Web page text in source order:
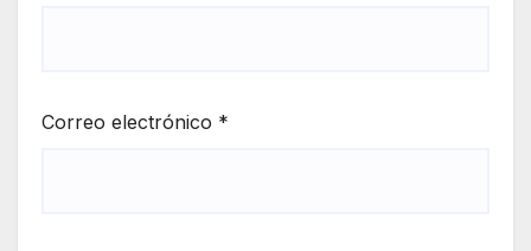
Correo electrónico *